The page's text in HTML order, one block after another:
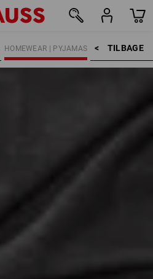
TILBAGE    >
HOMEWEAR | PYJAMAS